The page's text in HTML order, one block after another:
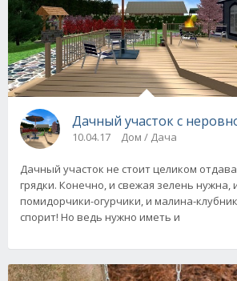
Дачный участок с
10.04.17 Дом / Дача
Дачный участок не стоит целиком
грядки. Конечно, и свежая зелень нужна,
помидорчики-огурчики, и малина-
спорит! Но ведь нужно иметь и